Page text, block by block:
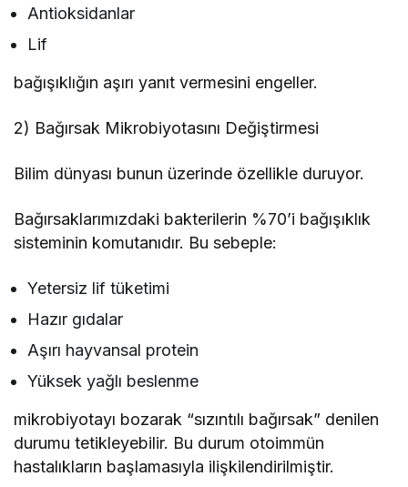
Antioksidanlar
Lif
bağışıklığın aşırı yanıt vermesini engeller.
2) Bağırsak Mikrobiyotasını Değiştirmesi
Bilim dünyası bunun üzerinde özellikle duruyor.
Bağırsaklarımızdaki bakterilerin %70’i bağışıklık
sisteminin komutanıdır. Bu sebeple:
Yetersiz lif tüketimi
Hazır gıdalar
Aşırı hayvansal protein
Yüksek yağlı beslenme
mikrobiyotayı bozarak “sızıntılı bağırsak” denilen
durumu tetikleyebilir. Bu durum otoimmün
hastalıkların başlamasıyla ilişkilendirilmiştir.